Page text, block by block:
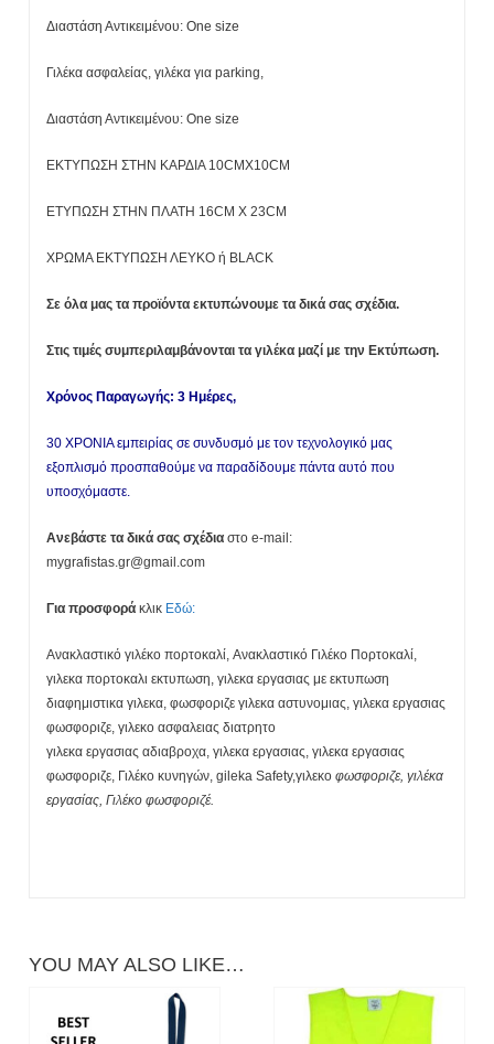
Διαστάση Αντικειμένου: One size
Γιλέκα ασφαλείας, γιλέκα για parking,
Διαστάση Αντικειμένου: One size
ΕΚΤΥΠΩΣΗ ΣΤΗΝ ΚΑΡΔΙΑ 10CMΧ10CM
ΕΤΥΠΩΣΗ ΣΤΗΝ ΠΛΑΤΗ 16CM X 23CM
XΡΩΜΑ ΕΚΤΥΠΩΣΗ ΛΕΥΚΟ ή BLACK
Σε όλα μας τα προϊόντα εκτυπώνουμε τα δικά σας σχέδια.
Στις τιμές συμπεριλαμβάνονται τα γιλέκα μαζί με την Εκτύπωση.
Χρόνος Παραγωγής: 3 Ημέρες,
30 ΧΡΟΝΙΑ εμπειρίας σε συνδυσμό με τον τεχνολογικό μας
εξοπλισμό προσπαθούμε να παραδίδουμε πάντα αυτό που
υποσχόμαστε.
Ανεβάστε τα δικά σας σχέδια στο e-mail:
mygrafistas.gr@gmail.com
Για προσφορά κλικ Εδώ:
Ανακλαστικό γιλέκο πορτοκαλί, Ανακλαστικό Γιλέκο Πορτοκαλί,
γιλεκα πορτοκαλι εκτυπωση, γιλεκα εργασιας με εκτυπωση
διαφημιστικα γιλεκα, φωσφοριζε γιλεκα αστυνομιας, γιλεκα εργασιας
φωσφοριζε, γιλεκο ασφαλειας διατρητο
γιλεκα εργασιας αδιαβροχα, γιλεκα εργασιας, γιλεκα εργασιας
φωσφοριζε, Γιλέκο κυνηγών, gileka Safety,γιλεκοφωσφοριζε, γιλέκα
εργασίας, Γιλέκο φωσφοριζέ.
YOU MAY ALSO LIKE…